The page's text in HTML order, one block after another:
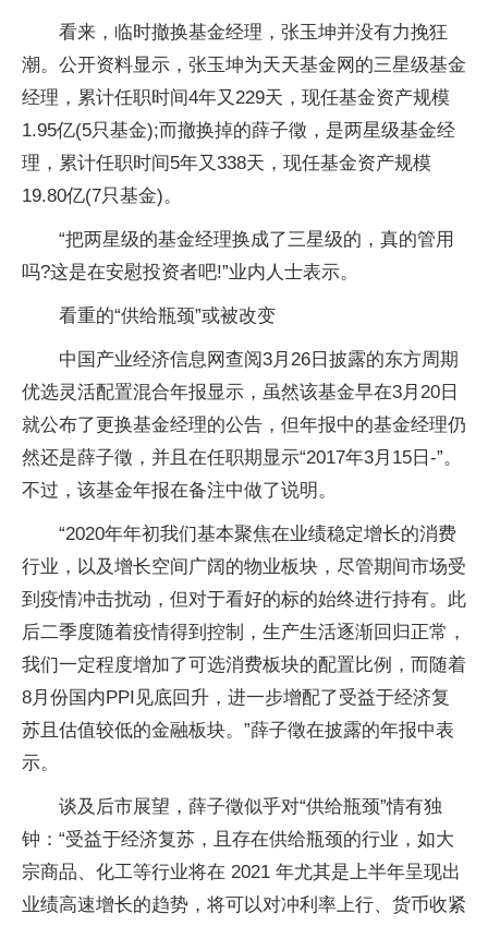
看来，临时撤换基金经理，张玉坤并没有力挽狂
潮。公开资料显示，张玉坤为天天基金网的三星级基金
经理，累计任职时间4年又229天，现任基金资产规模
1.95亿(5只基金);而撤换掉的薛子徵，是两星级基金经
理，累计任职时间5年又338天，现任基金资产规模
19.80亿(7只基金)。
“把两星级的基金经理换成了三星级的，真的管用
吗?这是在安慰投资者吧!”业内人士表示。
看重的“供给瓶颈”或被改变
中国产业经济信息网查阅3月26日披露的东方周期
优选灵活配置混合年报显示，虽然该基金早在3月20日
就公布了更换基金经理的公告，但年报中的基金经理仍
然还是薛子徵，并且在任职期显示“2017年3月15日-”。
不过，该基金年报在备注中做了说明。
“2020年年初我们基本聚焦在业绩稳定增长的消费
行业，以及增长空间广阔的物业板块，尽管期间市场受
到疫情冲击扰动，但对于看好的标的始终进行持有。此
后二季度随着疫情得到控制，生产生活逐渐回归正常，
我们一定程度增加了可选消费板块的配置比例，而随着
8月份国内PPI见底回升，进一步增配了受益于经济复
苏且估值较低的金融板块。”薛子徵在披露的年报中表
示。
谈及后市展望，薛子徵似乎对“供给瓶颈”情有独
钟：“受益于经济复苏，且存在供给瓶颈的行业，如大
宗商品、化工等行业将在 2021 年尤其是上半年呈现出
业绩高速增长的趋势，将可以对冲利率上行、货币收紧